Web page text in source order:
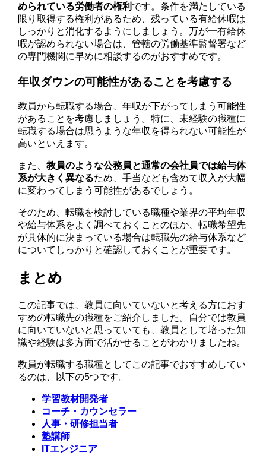
められている労働者の権利 です。条件を満たしている
限り取得する権利があるため、残っている有給休暇は
しっかりと消化するようにしましょう。万が一有給休
暇が認められない場合は、管轄の労働基準監督署など
の専門機関に早めに相談するのがおすすめです。
年収ダウンの可能性があることを考慮する
教員から転職する場合、年収が下がってしまう可能性
があることを考慮しましょう。特に、未経験の職種に
転職する場合は思うような年収を得られない可能性が
高いといえます。
また、教員のような公務員と通常の会社員では給与体
系が大きく異なるため、手当なども含めて収入が大幅
に変わってしまう可能性があるでしょう。
そのため、転職を検討している職種や業界の平均年収
や給与体系をよく調べておくことのほか、転職希望先
が具体的に決まっている場合は転職先の給与体系など
についてしっかりと確認しておくことが重要です。
まとめ
この記事では、教員に向いていないと考える方におす
すめの転職先の職種をご紹介しました。自分では教員
に向いていないと思っていても、教員として培った知
識や経験は多方面で活かせることがわかりましたね。
教員が転職する職種としてこの記事でおすすめしてい
るのは、以下の5つです。
学習教材開発者
コーチ・カウンセラー
人事・研修担当者
塾講師
ITエンジニア